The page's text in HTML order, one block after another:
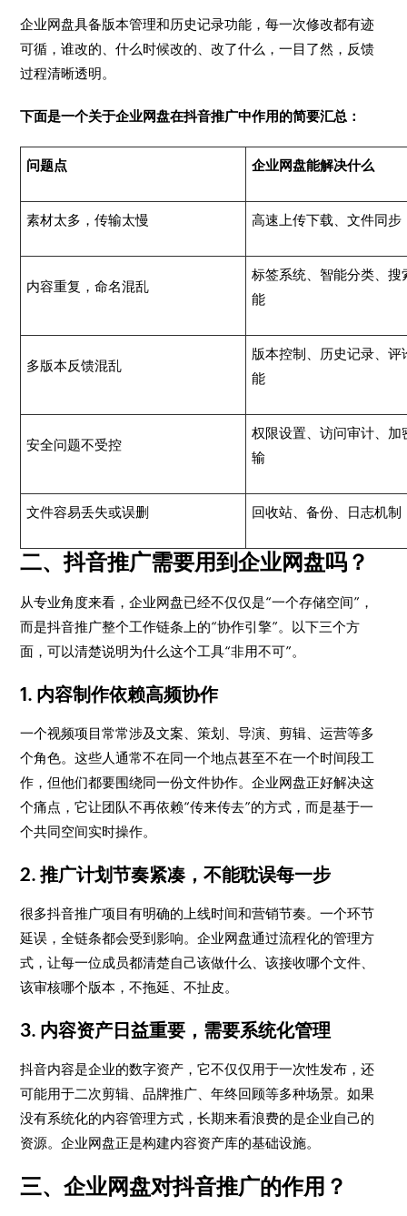
企业网盘具备版本管理和历史记录功能，每一次修改都有迹
可循，谁改的、什么时候改的、改了什么，一目了然，反馈
过程清晰透明。
下面是一个关于企业网盘在抖音推广中作用的简要汇总：
问题点 企业网盘能解决什么
素材太多，传输太慢 高速上传下载、文件同步
内容重复，命名混乱
标签系统、智能分类、搜
能
多版本反馈混乱
版本控制、历史记录、评
能
安全问题不受控
权限设置、访问审计、加
输
文件容易丢失或误删 回收站、备份、日志机制
二、抖音推广需要用到企业网盘吗？
从专业角度来看，企业网盘已经不仅仅是“一个存储空间”，
而是抖音推广整个工作链条上的“协作引擎”。以下三个方
面，可以清楚说明为什么这个工具“非用不可”。
1. 内容制作依赖高频协作
一个视频项目常常涉及文案、策划、导演、剪辑、运营等多
个角色。这些人通常不在同一个地点甚至不在一个时间段工
作，但他们都要围绕同一份文件协作。企业网盘正好解决这
个痛点，它让团队不再依赖“传来传去”的方式，而是基于一
个共同空间实时操作。
2. 推广计划节奏紧凑，不能耽误每一步
很多抖音推广项目有明确的上线时间和营销节奏。一个环节
延误，全链条都会受到影响。企业网盘通过流程化的管理方
式，让每一位成员都清楚自己该做什么、该接收哪个文件、
该审核哪个版本，不拖延、不扯皮。
3. 内容资产日益重要，需要系统化管理
抖音内容是企业的数字资产，它不仅仅用于一次性发布，还
可能用于二次剪辑、品牌推广、年终回顾等多种场景。如果
没有系统化的内容管理方式，长期来看浪费的是企业自己的
资源。企业网盘正是构建内容资产库的基础设施。
三、企业网盘对抖音推广的作用？